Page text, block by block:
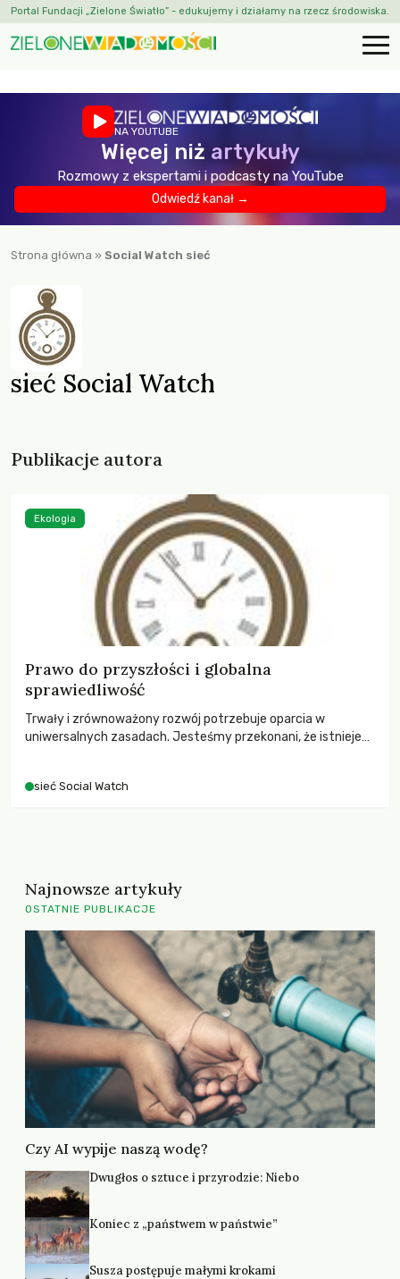
Portal Fundacji „Zielone Światło” - edukujemy i działamy na rzecz środowiska.
NA YOUTUBE
Więcej niż artykuły
Rozmowy z ekspertami i podcasty na YouTube
Odwiedź kanał →
Strona główna » Social Watch sieć
sieć Social Watch
Publikacje autora
Prawo do przyszłości i globalna
sprawiedliwość
Trwały i zrównoważony rozwój potrzebuje oparcia w
uniwersalnych zasadach. Jesteśmy przekonani, że istnieje
sieć Social Watch
Ekologia
Najnowsze artykuły
OSTATNIE PUBLIKACJE
Czy AI wypije naszą wodę?
Dwugłos o sztuce i przyrodzie: Niebo
Koniec z „państwem w państwie”
Susza postępuje małymi krokami